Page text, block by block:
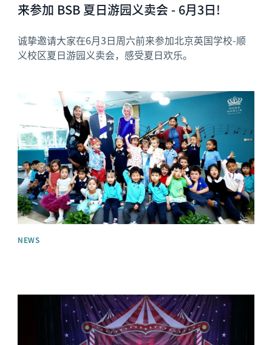
来参加 BSB 夏日游园义卖会 - 6月3日!
诚挚邀请大家在6月3日周六前来参加北京英国学校-顺
义校区夏日游园义卖会，感受夏日欢乐。
News image
NEWS
News image